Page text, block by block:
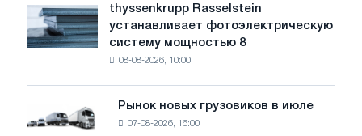
воды
угрожает
безопасности
thyssenkrupp
Rasselstein
устанавливает
фотоэлектрическую
thyssenkrupp Rasselstein
устанавливает фотоэлектрическую
систему мощностью 8
08-08-2026, 10:00
Рынок
новых
Рынок новых грузовиков в июле
07-08-2026, 16:00